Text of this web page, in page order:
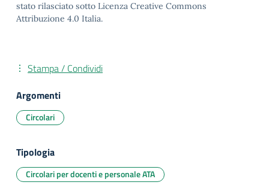
stato rilasciato sotto Licenza Creative Commons
Attribuzione 4.0 Italia.
Stampa / Condividi
Argomenti
Circolari
Tipologia
Circolari per docenti e personale ATA